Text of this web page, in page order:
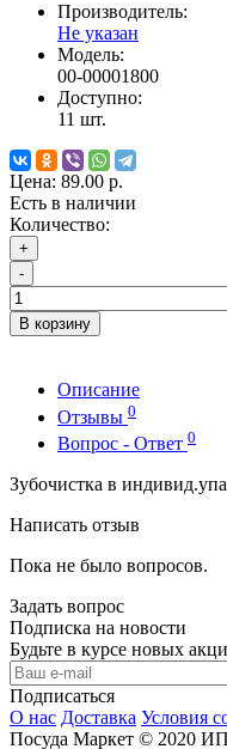
Производитель:
Не указан
Модель:
00-00001800
Доступно:
11 шт.
Цена: 89.00 р.
Есть в наличии
Количество:
+
-
В корзину
Описание
Отзывы 0
Вопрос - Ответ 0
Зубочистка в
Написать отзыв
Пока не было вопросов.
Задать вопрос
Подписка на новости
Будьте в курсе новых
Подписаться
О нас Доставка Условия
Посуда Маркет © 2020